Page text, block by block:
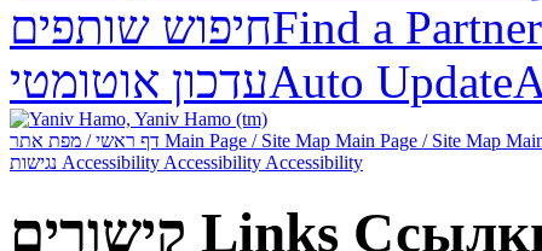
חיפוש שותפיםFind a Partner
עדכון אוטומטיAuto Update
Main Page / Site Map Main Page / Site Map
Accessibility Accessibility Accessibility
קישורים Links